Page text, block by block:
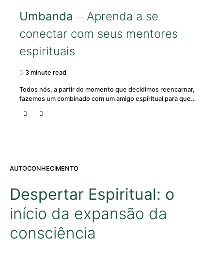
Umbanda
Aprenda a se
conectar com seus mentores
espirituais
3 minute read
Todos nós, a partir do momento que decidimos reencarnar,
fazemos um combinado com um amigo espiritual para que…
AUTOCONHECIMENTO
Despertar Espiritual: o
início da expansão da
consciência